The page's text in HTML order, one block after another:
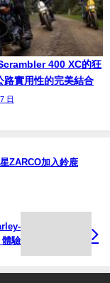
400 XC的狂
路實用性的完美結合
日
ZARCO加入鈴鹿
體驗